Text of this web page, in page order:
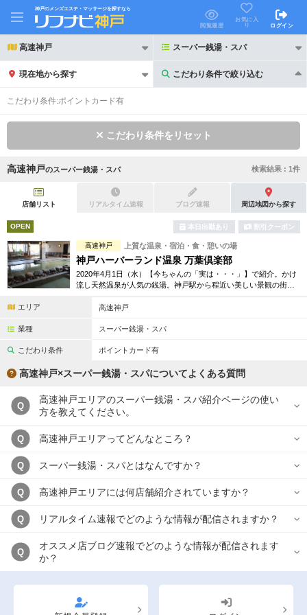
神戸のメンズエステ・マッサージを探すなら
閲覧履歴
お気に入
り
ログイン
高速神戸 スーパー銭湯・スパ
現在地から探す こだわり条件で絞り込む
こだわり条件で絞り込む
初回割引あり リピーター割引あり
団体割引 ポイントカード有
キャッシュレス決済OK 領収証発行可
2名様歓迎 団体様歓迎
完全個室
日本人スタッフのみ
スタッフ指名可 Ｗセラピスト
駅から徒歩5分以内
閉じる
こだわり条件:ポイントカード有
こだわり条件をリセット
高速神戸のスーパー銭湯・スパ 検索結果 : 1件
店舗リスト リアルタイム速報 ブログ速報 周辺地図から探す
OPEN 本日出勤あり 割引クーポン
高速神戸 上質な温泉・宿泊・食・憩いの場
神戸ハーバーランド温泉 万葉倶楽部
2020年4月1日（水）【今ちゃんの「実は・・・」】で紹介。かけ
流し天然温泉が人気の銭湯。神戸駅から程近い美しい景観の街に
市の温泉郷」です。
エリア 高速神戸
業種 スーパー銭湯・スパ
こだわり条件 ポイントカード有
高速神戸×スーパー銭湯・スパについてよくある質問
Q
高速神戸エリアのスーパー銭湯・スパ紹介ページの使い
方を教えてください。
Q 高速神戸エリアってどんなところ？
Q スーパー銭湯・スパとはなんですか？
Q 高速神戸エリアには何店舗紹介されていますか？
Q リアルタイム速報でどのような情報が配信されますか？
Q
オススメ店ブログ速報でどのような情報が配信されます
か？